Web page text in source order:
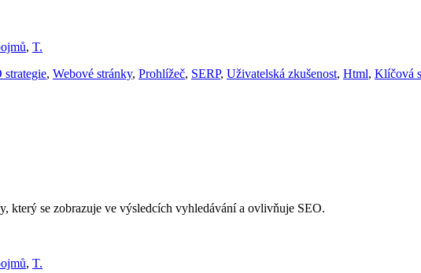
, T.
strategie, Webové stránky, Prohlížeč, SERP, Uživatelská zkušenost, Html, Klíčová
který se zobrazuje ve výsledcích vyhledávání a ovlivňuje SEO.
, T.